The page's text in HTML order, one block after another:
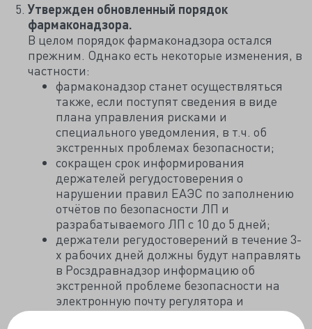
Утвержден обновленный порядок
фармаконадзора.
В целом порядок фармаконадзора остался
прежним. Однако есть некоторые изменения, в
частности:
фармаконадзор станет осуществляться
также, если поступят сведения в виде
плана управления рисками и
специального уведомления, в т.ч. об
экстренных проблемах безопасности;
сокращен срок информирования
держателей регудостоверения о
нарушении правил ЕАЭС по заполнению
отчётов по безопасности ЛП и
разрабатываемого ЛП с 10 до 5 дней;
держатели регудостоверений в течение 3-
х рабочих дней должны будут направлять
в Росздравнадзор информацию об
экстренной проблеме безопасности на
электронную почту регулятора и
дополнительно предоставлять эти